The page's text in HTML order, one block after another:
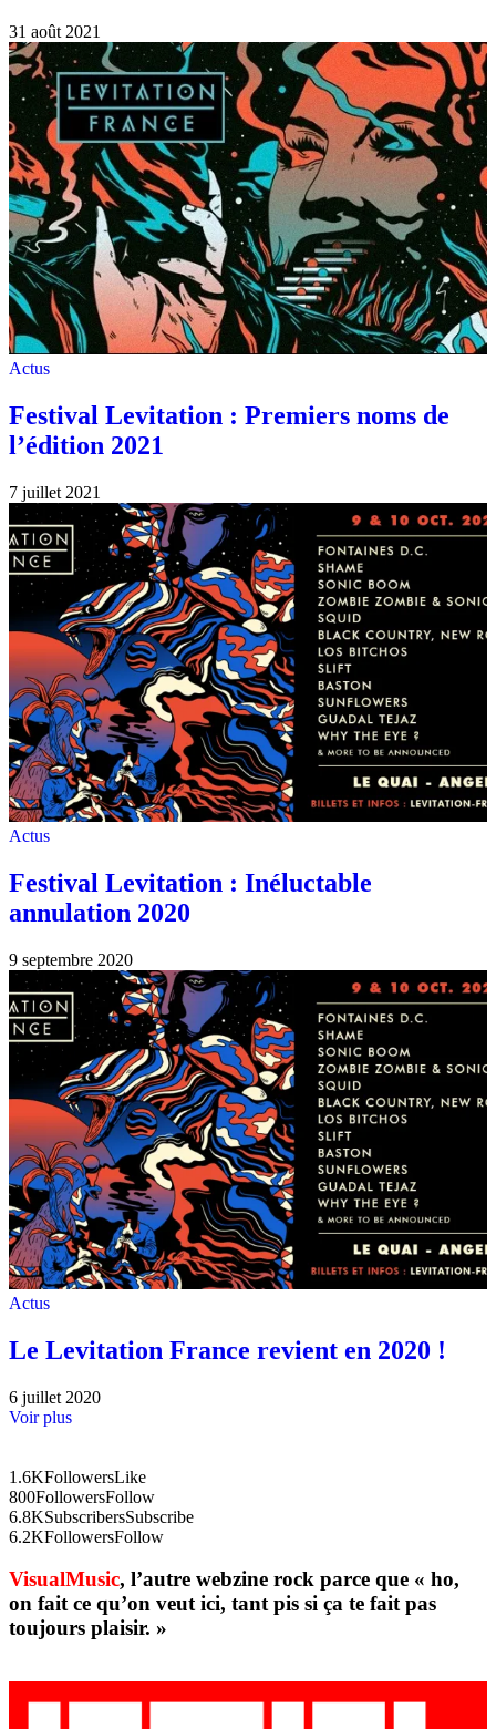
31 août 2021
Actus
Festival Levitation : Premiers noms de
l’édition 2021
7 juillet 2021
Actus
Festival Levitation : Inéluctable
annulation 2020
9 septembre 2020
Actus
Le Levitation France revient en 2020 !
6 juillet 2020
Voir plus
1.6KFollowersLike
800FollowersFollow
6.8KSubscribersSubscribe
6.2KFollowersFollow
VisualMusic, l’autre webzine rock parce que « ho,
on fait ce qu’on veut ici, tant pis si ça te fait pas
toujours plaisir. »